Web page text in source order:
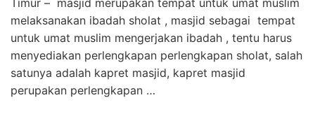
melaksanakan ibadah sholat , masjid sebagai tempat
untuk umat muslim mengerjakan ibadah , tentu harus
menyediakan perlengkapan perlengkapan sholat, salah
satunya adalah kapret masjid, kapret masjid
perupakan perlengkapan …